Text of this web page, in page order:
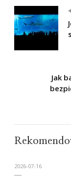
Jak
2026-07-16